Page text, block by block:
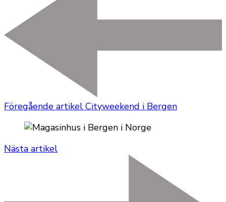
Föregående artikel Cityweekend i Bergen
Nästa artikel